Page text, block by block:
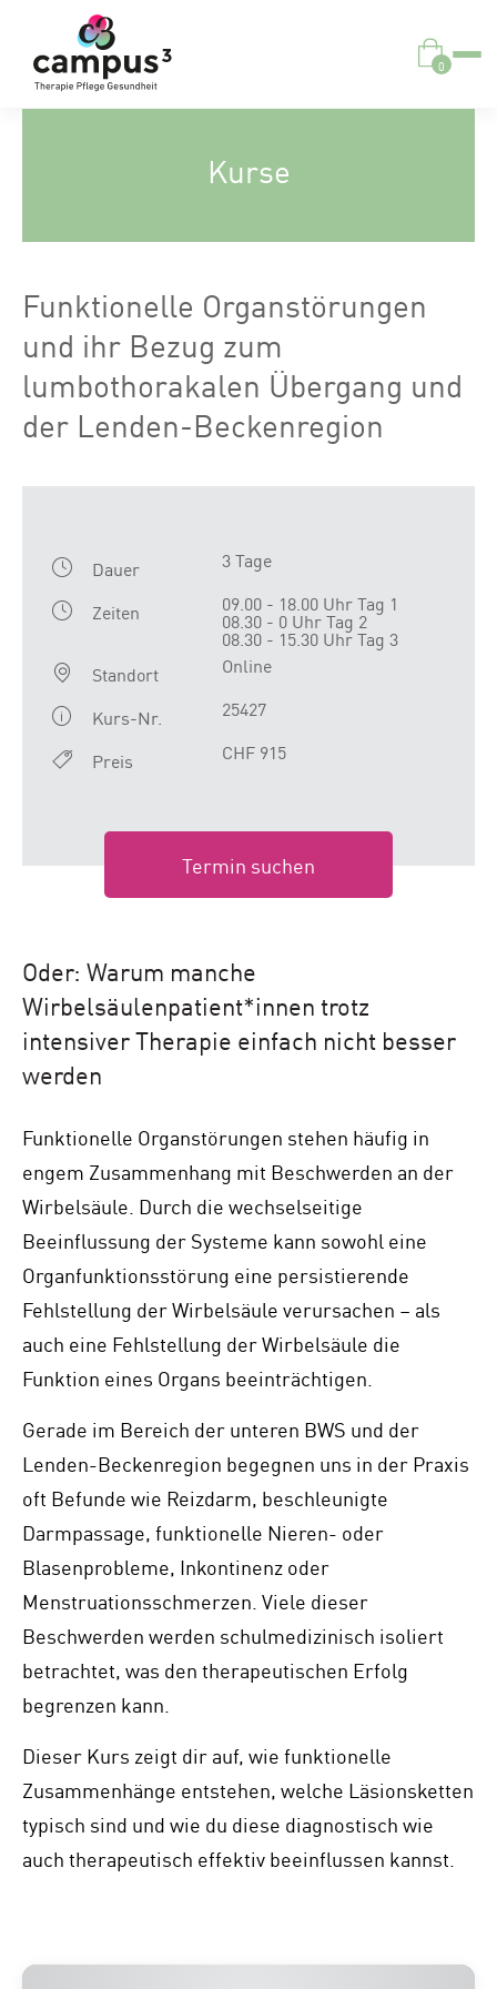
0
Kurse
Funktionelle Organstörungen
und ihr Bezug zum
lumbothorakalen Übergang und
der Lenden-Beckenregion
Dauer
3 Tage
Zeiten
09.00 - 18.00 Uhr Tag 1
08.30 - 0 Uhr Tag 2
08.30 - 15.30 Uhr Tag 3
Standort
Online
Kurs-Nr.
25427
Preis
CHF 915
Termin suchen
Oder: Warum manche
Wirbelsäulenpatient*innen trotz
intensiver Therapie einfach nicht besser
werden
Funktionelle Organstörungen stehen häufig in
engem Zusammenhang mit Beschwerden an der
Wirbelsäule. Durch die wechselseitige
Beeinflussung der Systeme kann sowohl eine
Organfunktionsstörung eine persistierende
Fehlstellung der Wirbelsäule verursachen – als
auch eine Fehlstellung der Wirbelsäule die
Funktion eines Organs beeinträchtigen.
Gerade im Bereich der unteren BWS und der
Lenden-Beckenregion begegnen uns in der Praxis
oft Befunde wie Reizdarm, beschleunigte
Darmpassage, funktionelle Nieren- oder
Blasenprobleme, Inkontinenz oder
Menstruationsschmerzen. Viele dieser
Beschwerden werden schulmedizinisch isoliert
betrachtet, was den therapeutischen Erfolg
begrenzen kann.
Dieser Kurs zeigt dir auf, wie funktionelle
Zusammenhänge entstehen, welche Läsionsketten
typisch sind und wie du diese diagnostisch wie
auch therapeutisch effektiv beeinflussen kannst.